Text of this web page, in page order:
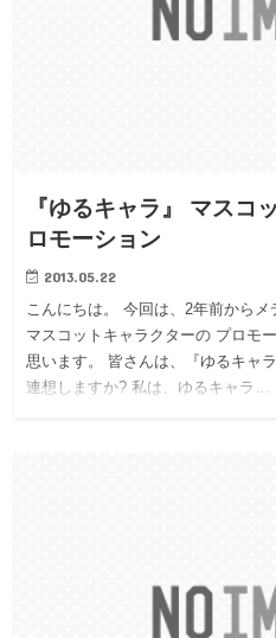
『ゆるキャラ』 マスコ
ロモーション
2013.05.22
こんにちは。 今回は、2年前からメ
マスコットキャラクターの プロモ
思います。 皆さんは、『ゆるキャ
連想しますか? 私は、ゆるキャラ…